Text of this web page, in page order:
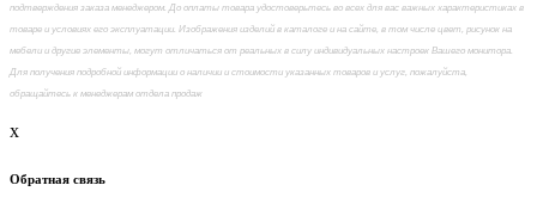
подтверждения заказа менеджером. До оплаты товара удостоверьтесь во всех для вас важных характеристиках в
товаре и условиях его эксплуатации. Изображения изделий в каталоге и на сайте, в том числе цвет, рисунок на
мебели и другие элементы, могут отличаться от реальных в силу индивидуальных настроек Вашего монитора.
Для получения подробной информации о наличии и стоимости указанных товаров и услуг, пожалуйста,
обращайтесь к менеджерам отдела продаж
x
Обратная связь